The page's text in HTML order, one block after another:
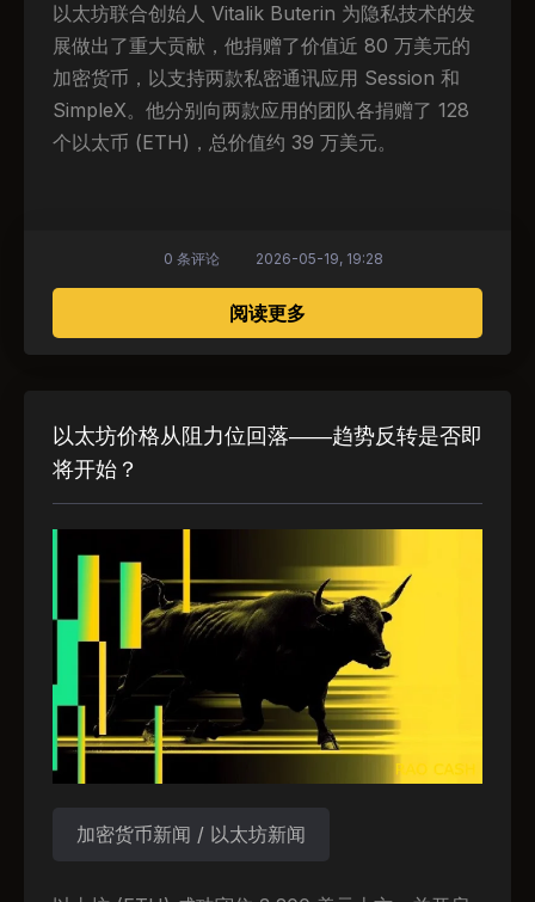
以太坊联合创始人 Vitalik Buterin 为隐私技术的发
展做出了重大贡献，他捐赠了价值近 80 万美元的
加密货币，以支持两款私密通讯应用 Session 和
SimpleX。他分别向两款应用的团队各捐赠了 128
个以太币 (ETH)，总价值约 39 万美元。
阅读更多关于 维塔利克·布特林向
0 条评论 2026-05-19, 19:28
以太坊价格从阻力位回落——趋势反转是否即
将开始？
加密货币新闻 / 以太坊新闻